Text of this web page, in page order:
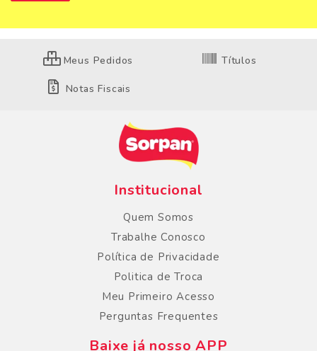
Meus Pedidos Títulos
Notas Fiscais
Institucional
Quem Somos
Trabalhe Conosco
Política de Privacidade
Politica de Troca
Meu Primeiro Acesso
Perguntas Frequentes
Baixe já nosso APP